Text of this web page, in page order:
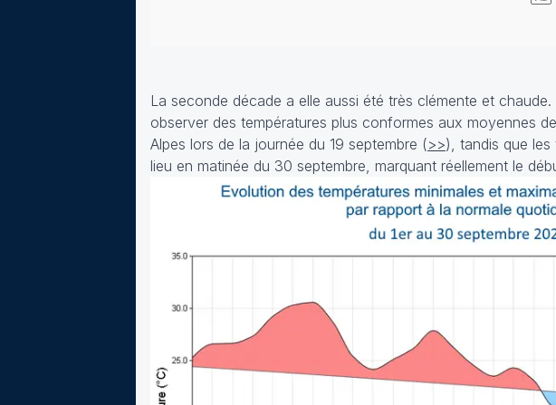
La seconde décade a elle aussi été très clémente et
observer des températures plus conformes aux moyennes
Alpes lors de la journée du 19 septembre (>>), tandis que
lieu en matinée du 30 septembre, marquant réellement le